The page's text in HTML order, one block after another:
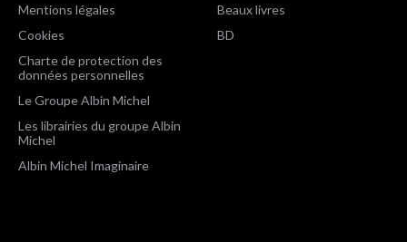
Mentions légales
Cookies
Charte de protection des
données personnelles
Le Groupe Albin Michel
Les librairies du groupe Albin
Michel
Albin Michel Imaginaire
Beaux livres
BD